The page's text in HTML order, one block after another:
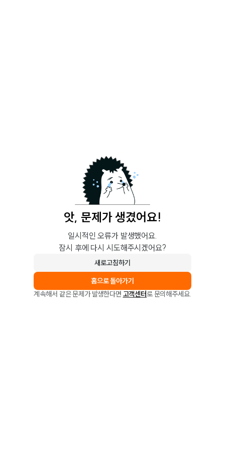
앗, 문제가 생겼어요!
일시적인 오류가 발생했어요.
잠시 후에 다시 시도해주시겠어요?
새로고침하기
홈으로 돌아가기
계속해서 같은 문제가 발생한다면 고객센터로 문의해주세요.